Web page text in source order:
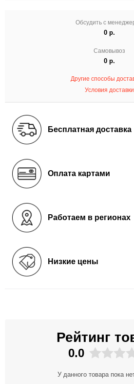
Обсудить с
0 р.
Самовывоз
0 р.
Другие способы
Условия доставки
Бесплатная доставка
Оплата картами
Работаем в регионах
Низкие цены
Рейтинг
0.0
У данного товара пока